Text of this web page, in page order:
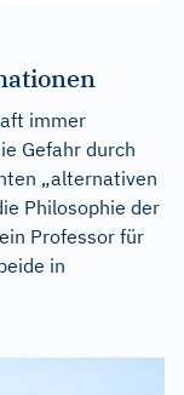
immer
Gefahr durch
„alternativen
Philosophie der
Professor für
in